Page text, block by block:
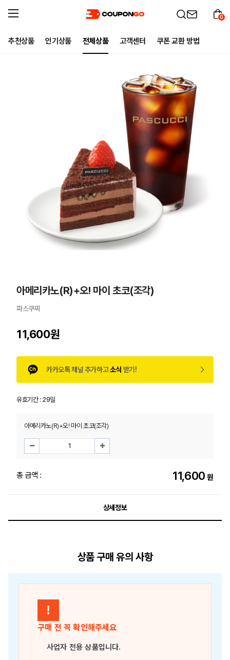
추천상품 인기상품 전체상품 고객센터 쿠폰 교환 방법
0
아메리카노(R)+오! 마이 초코(조각)
파스쿠찌
11,600원
카카오톡 채널 추가하고소식 받기!
유효기간 :29일
아메리카노(R)+오! 마이 초코(조각)
총 금액 : 11,600 원
상세정보
상품 구매 유의 사항
!
구매 전 꼭 확인해주세요
사업자 전용 상품입니다.